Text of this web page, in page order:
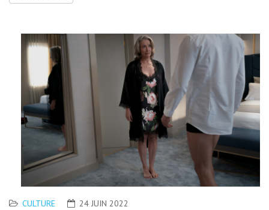
CULTURE 24 JUIN 2022